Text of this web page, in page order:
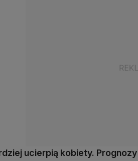
ucierpią kobiety. Prognozy